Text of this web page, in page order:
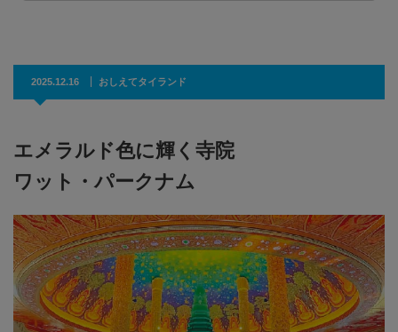
2025.12.16 おしえてタイランド
エメラルド色に輝く寺院
ワット・パークナム